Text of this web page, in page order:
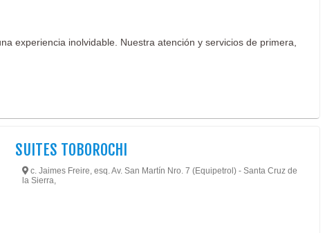
experiencia inolvidable. Nuestra atención y servicios de primera,
SUITES TOBOROCHI
c. Jaimes Freire, esq. Av. San Martín Nro. 7 (Equipetrol) - Santa Cruz de
la Sierra,